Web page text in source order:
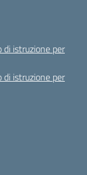
di istruzione per
di istruzione per